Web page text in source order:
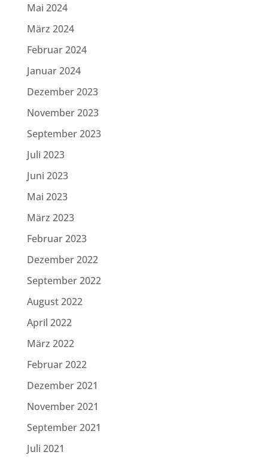
Mai 2024
März 2024
Februar 2024
Januar 2024
Dezember 2023
November 2023
September 2023
Juli 2023
Juni 2023
Mai 2023
März 2023
Februar 2023
Dezember 2022
September 2022
August 2022
April 2022
März 2022
Februar 2022
Dezember 2021
November 2021
September 2021
Juli 2021